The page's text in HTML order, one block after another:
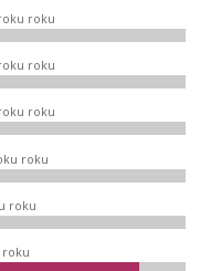
roku
roku
roku
roku
roku
roku